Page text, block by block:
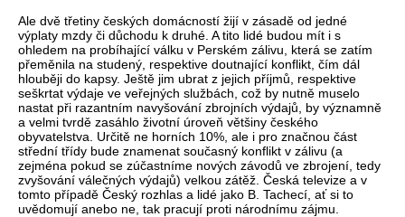
Ale dvě třetiny českých domácností žijí v zásadě od jedné
výplaty mzdy či důchodu k druhé. A tito lidé budou mít i s
ohledem na probíhající válku v Perském zálivu, která se zatím
přeměnila na studený, respektive doutnající konflikt, čím dál
hlouběji do kapsy. Ještě jim ubrat z jejich příjmů, respektive
seškrtat výdaje ve veřejných službách, což by nutně muselo
nastat při razantním navyšování zbrojních výdajů, by významně
a velmi tvrdě zasáhlo životní úroveň většiny českého
obyvatelstva. Určitě ne horních 10%, ale i pro značnou část
střední třídy bude znamenat současný konflikt v zálivu (a
zejména pokud se zúčastníme nových závodů ve zbrojení, tedy
zvyšování válečných výdajů) velkou zátěž. Česká televize a v
tomto případě Český rozhlas a lidé jako B. Tachecí, ať si to
uvědomují anebo ne, tak pracují proti národnímu zájmu.